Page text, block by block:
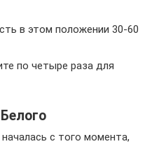
в этом положении 30-60
по четыре раза для
с того момента,